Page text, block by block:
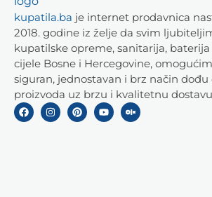
kupatila.ba je internet prodavnica
2018. godine iz želje da svim
kupatilske opreme, sanitarija, baterija
cijele Bosne i Hercegovine,
siguran, jednostavan i brz način dođu
proizvoda uz brzu i kvalitetnu